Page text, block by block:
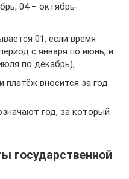
04 – октябрь-
01, если время
с января по июнь, и
по декабрь);
платёж вносится за год.
год, за который
государственной